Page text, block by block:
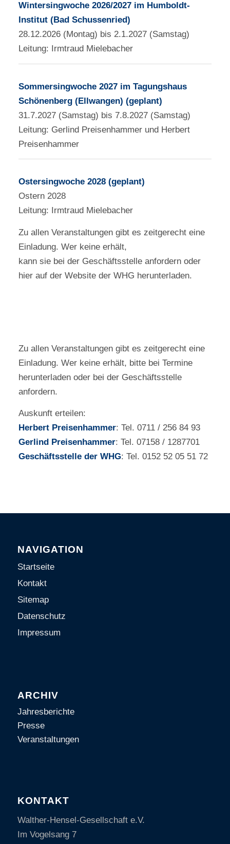
Wintersingwoche 2026/2027 im Humboldt-
Institut (Bad Schussenried)
28.12.2026 (Montag) bis 2.1.2027 (Samstag)
Leitung: Irmtraud Mielebacher
Sommersingwoche 2027 im Tagungshaus
Schönenberg (Ellwangen) (geplant)
31.7.2027 (Samstag) bis 7.8.2027 (Samstag)
Leitung: Gerlind Preisenhammer und Herbert
Preisenhammer
Ostersingwoche 2028 (geplant)
Ostern 2028
Leitung: Irmtraud Mielebacher
Zu allen Veranstaltungen gibt es zeitgerecht eine
Einladung. Wer keine erhält,
kann sie bei der Geschäftsstelle anfordern oder
hier auf der Website der WHG herunterladen.
Zu allen Veranstaltungen gibt es zeitgerecht eine
Einladung. Wer keine erhält, bitte bei Termine
herunterladen oder bei der Geschäftsstelle
anfordern.
Auskunft erteilen:
Herbert Preisenhammer: Tel. 0711 / 256 84 93
Gerlind Preisenhammer: Tel. 07158 / 1287701
Geschäftsstelle der WHG: Tel. 0152 52 05 51 72
NAVIGATION
Startseite
Kontakt
Sitemap
Datenschutz
Impressum
ARCHIV
Jahresberichte
Presse
Veranstaltungen
KONTAKT
Walther-Hensel-Gesellschaft e.V.
Im Vogelsang 7